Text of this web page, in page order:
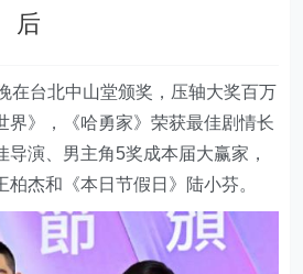
后
在台北中山堂颁奖，压轴大奖百万
界》，《哈勇家》荣获最佳剧情长
导演、男主角5奖成本届大赢家，
杰和《本日节假日》陆小芬。